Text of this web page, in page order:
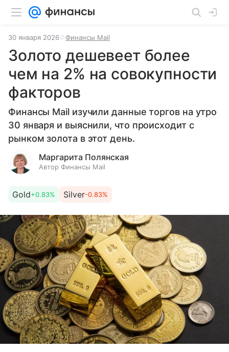
30 января 2026 Финансы Mail
Золото дешевеет более
чем на 2% на совокупности
факторов
Финансы Mail изучили данные торгов на утро
30 января и выяснили, что происходит с
рынком золота в этот день.
Маргарита Полянская
Автор Финансы Mail
Gold+0.83% Silver-0.83%